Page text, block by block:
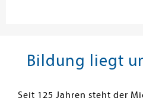
Bildung liegt
Seit 125 Jahren steht der